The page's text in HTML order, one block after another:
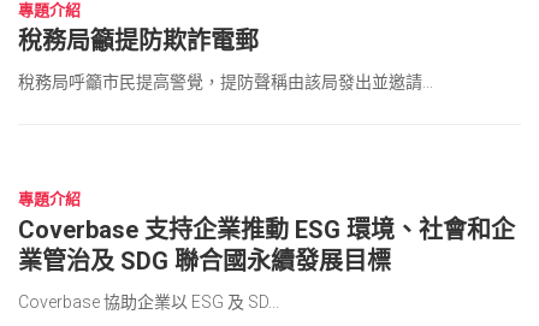
專題介紹
稅務局籲提防欺詐電郵
稅務局呼籲市民提高警覺，提防聲稱由該局發出並邀請...
專題介紹
Coverbase 支持企業推動 ESG 環境、社會和企
業管治及 SDG 聯合國永續發展目標
Coverbase 協助企業以 ESG 及 SD...